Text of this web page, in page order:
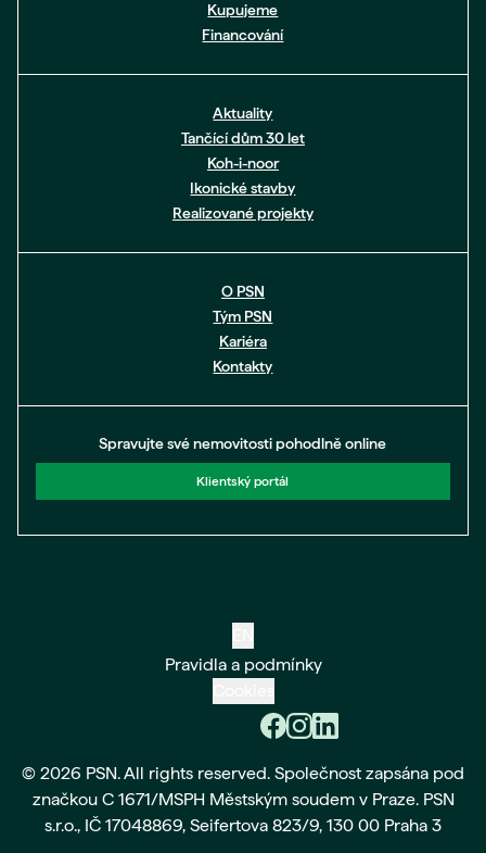
Kupujeme
Financování
Aktuality
Tančící dům 30 let
Koh-i-noor
Ikonické stavby
Realizované projekty
O PSN
Tým PSN
Kariéra
Kontakty
Spravujte své nemovitosti pohodlně online
Klientský portál
Pravidla a podmínky
© 2026 PSN. All rights reserved. Společnost zapsána pod
značkou C 1671/MSPH Městským soudem v Praze. PSN
s.r.o., IČ 17048869, Seifertova 823/9, 130 00 Praha 3